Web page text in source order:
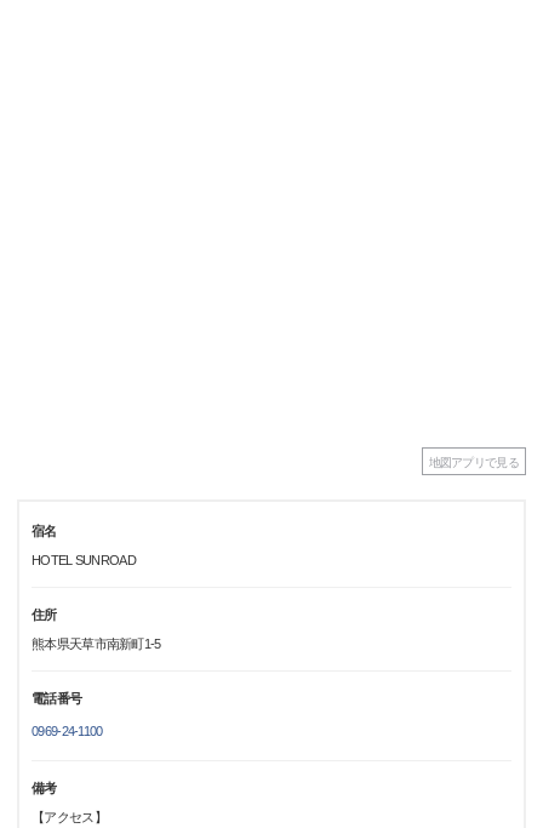
地図アプリで見る
宿名
HOTEL SUNROAD
住所
熊本県天草市南新町1-5
電話番号
0969-24-1100
備考
【アクセス】